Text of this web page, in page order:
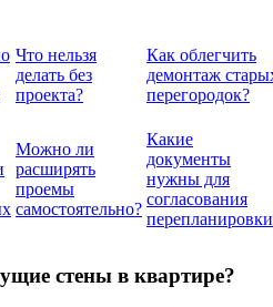
Что нельзя
делать без
проекта?
Как облегчить
демонтаж
перегородок?
Можно ли
расширять
проемы
самостоятельно?
Какие
документы
нужны для
согласования
стены в квартире?